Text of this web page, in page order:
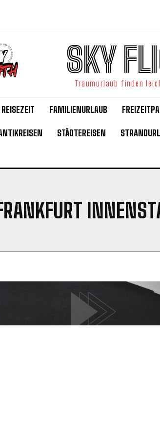
I WANT IN
Privacy Policy.
SKY
Traumurlaub finden
FAMILIENURLAUB
STÄDTEREISEN